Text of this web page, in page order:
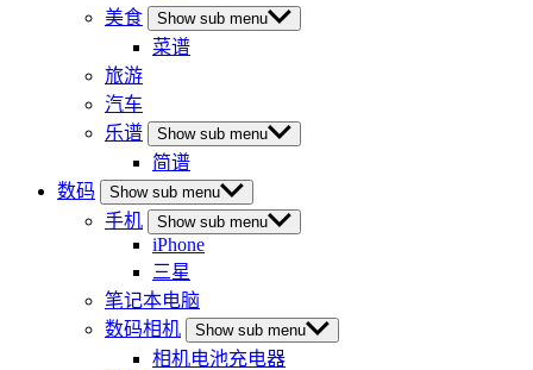
美食
Show sub menu
菜谱
旅游
汽车
乐谱
Show sub menu
简谱
数码
Show sub menu
手机 Show sub menu
iPhone
三星
笔记本电脑
数码相机
Show sub menu
相机电池充电器